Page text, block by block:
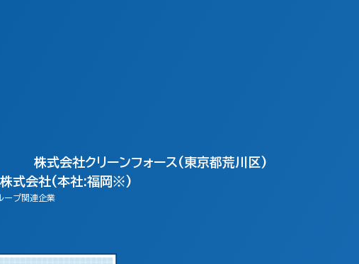
株式会社クリーンフォース(東京都荒川区)
株式会社(本社:福岡※)
ープ関連企業